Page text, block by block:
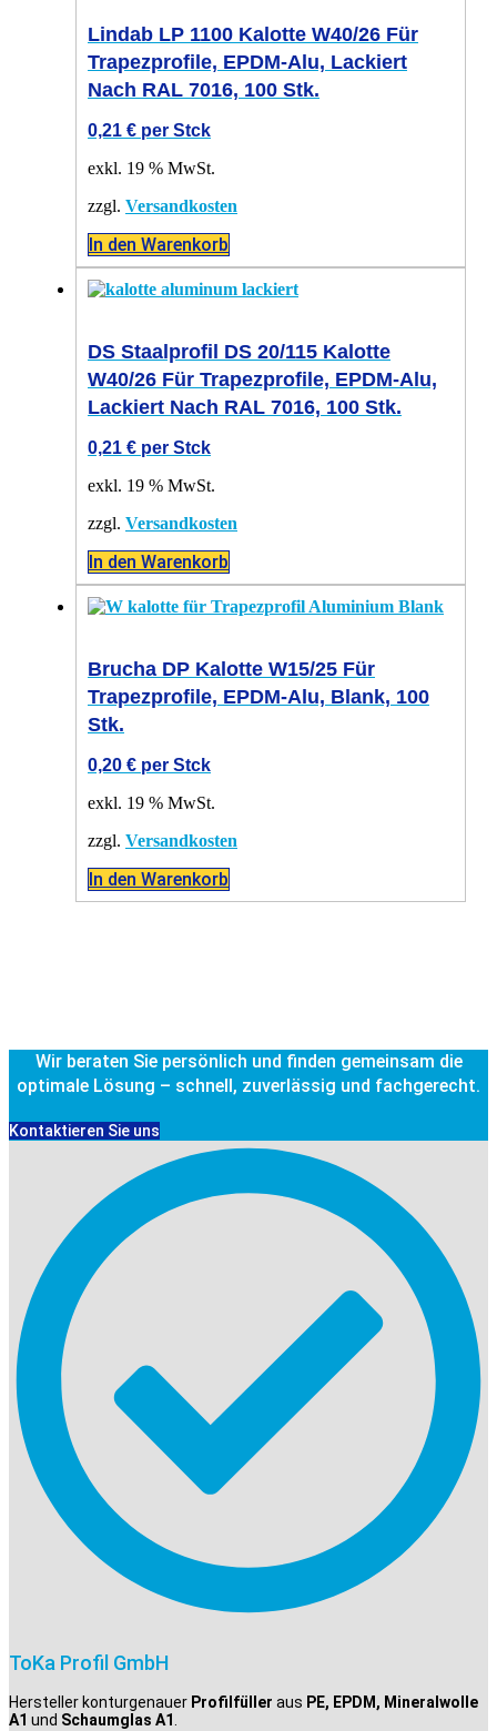
Lindab LP 1100 Kalotte W40/26 Für
Trapezprofile, EPDM-Alu, Lackiert
Nach RAL 7016, 100 Stk.
0,21 € per Stck
exkl. 19 % MwSt.
zzgl. Versandkosten
In den Warenkorb
DS Staalprofil DS 20/115 Kalotte
W40/26 Für Trapezprofile, EPDM-Alu,
Lackiert Nach RAL 7016, 100 Stk.
0,21 € per Stck
exkl. 19 % MwSt.
zzgl. Versandkosten
In den Warenkorb
Brucha DP Kalotte W15/25 Für
Trapezprofile, EPDM-Alu, Blank, 100
Stk.
0,20 € per Stck
exkl. 19 % MwSt.
zzgl. Versandkosten
In den Warenkorb
Wir beraten Sie persönlich und finden gemeinsam die
optimale Lösung – schnell, zuverlässig und fachgerecht.
Kontaktieren Sie uns
ToKa Profil GmbH
Hersteller konturgenauer Profilfüller aus PE, EPDM, Mineralwolle
A1 und Schaumglas A1.